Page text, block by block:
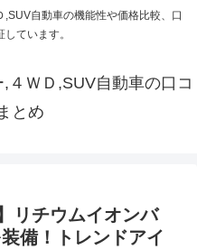
自動車の機能性や価格比較、口
ています。
４ＷＤ,SUV自動車の口コ
とめ
リチウムイオンバ
備！トレンドアイ